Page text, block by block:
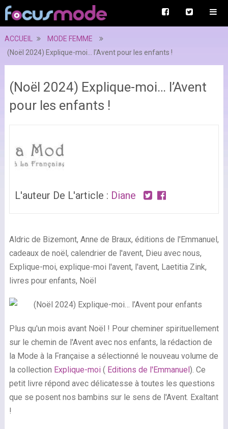
ACCUEIL
MODE FEMME
(Noël 2024) Explique-moi… l’Avent pour les enfants !
(Noël 2024) Explique-moi… l’Avent
pour les enfants !
L'auteur De L'article : Diane
Aldric de Bizemont, Anne de Braux, éditions de l'Emmanuel,
cadeaux de noël, calendrier de l'avent, Dieu avec nous,
Explique-moi, explique-moi l'avent, l'avent, Laetitia Zink,
livres pour enfants, Noël
Plus qu'un mois avant Noël ! Pour cheminer spirituellement
sur le chemin de l'Avent avec nos enfants, la rédaction de
la Mode à la Française a sélectionné le nouveau volume de
la collection Explique-moi( Editions de l'Emmanuel). Ce
petit livre répond avec délicatesse à toutes les questions
que se posent nos bambins sur le sens de l'Avent. Exaltant
!